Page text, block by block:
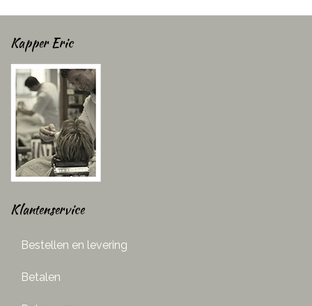
Kapper Eric
Klantenservice
Bestellen en levering
Betalen